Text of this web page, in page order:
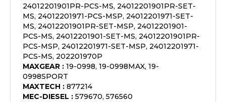
24012201901PR-PCS-MS, 24012201901PR-SET-
MS, 24012201971-PCS-MSP, 24012201971-SET-
MS, 24012201901PR-SET-MSP, 24012201901-
PCS-MS, 24012201901-SET-MS, 24012201901PR-
PCS-MSP, 24012201971-SET-MSP, 24012201971-
PCS-MS, 202201970P
MAXGEAR : 19-0998, 19-0998MAX, 19-
0998SPORT
MAXTECH : 877214
MEC-DIESEL : 579670, 576560